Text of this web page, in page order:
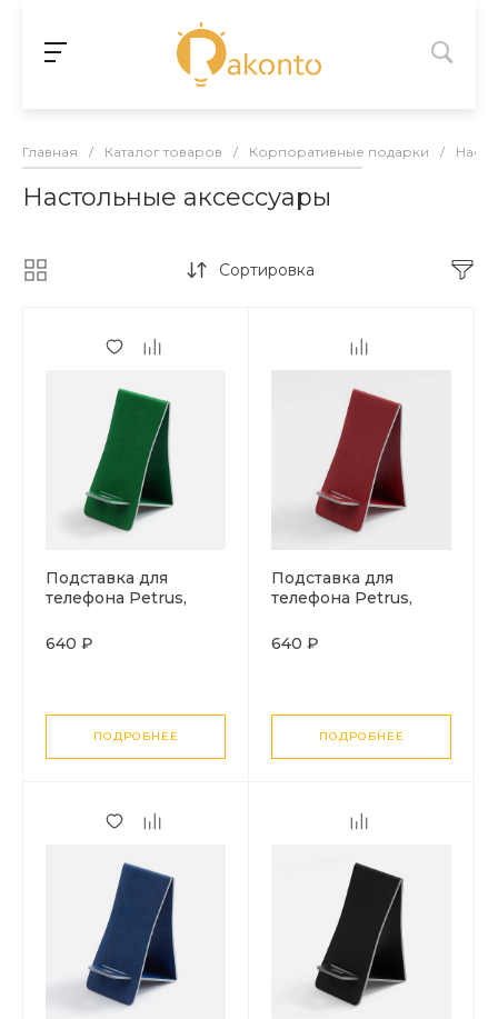
Главная / Каталог товаров / Корпоративные подарки /
Настольные аксессуары
Сортировка
Подставка для
телефона Petrus,
640 ₽
ПОДРОБНЕЕ
Подставка для
телефона Petrus,
640 ₽
ПОДРОБНЕЕ